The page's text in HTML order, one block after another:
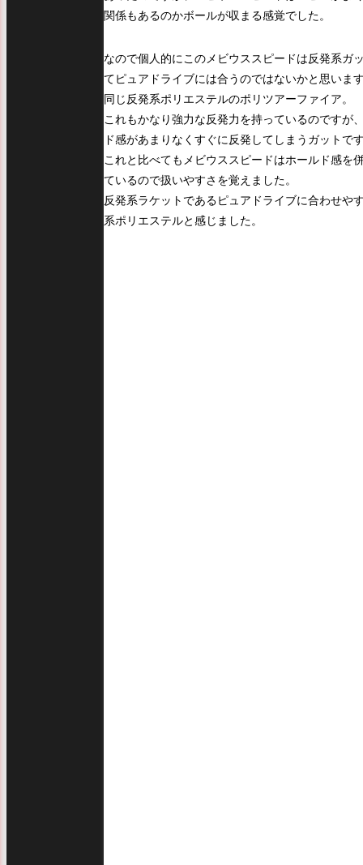
関係もあるのかボールが収まる感覚でした。
なので個人的にこのメビウススピードは反発系ガ
てピュアドライブには合うのではないかと思いま
同じ反発系ポリエステルのポリツアーファイア。
これもかなり強力な反発力を持っているのですが
ド感があまりなくすぐに反発してしまうガットで
これと比べてもメビウススピードはホールド感を
ているので扱いやすさを覚えました。
反発系ラケットであるピュアドライブに合わせや
系ポリエステルと感じました。